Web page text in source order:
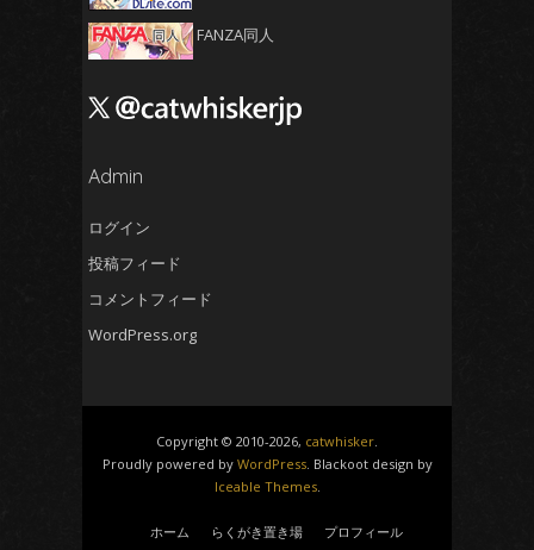
2024年11月(5)
2024年9月(4)
2024年7月
2023年11月(4)
2023年9月(5)
FANZA同人
Admin
ログイン
投稿フィード
コメントフィード
WordPress.org
Copyright © 2010-2026, catwhisker.
Proudly powered by WordPress. Blackoot design by
Iceable Themes.
ホーム らくがき置き場
プロフィール